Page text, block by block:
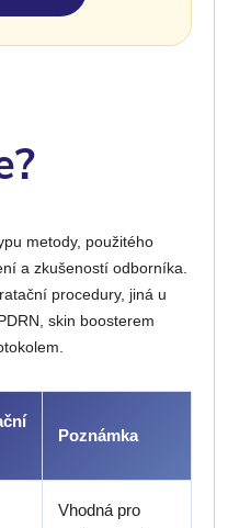
metody, použitého
a zkušeností odborníka.
procedury, jiná u
skin boosterem
Poznámka
Vhodná pro